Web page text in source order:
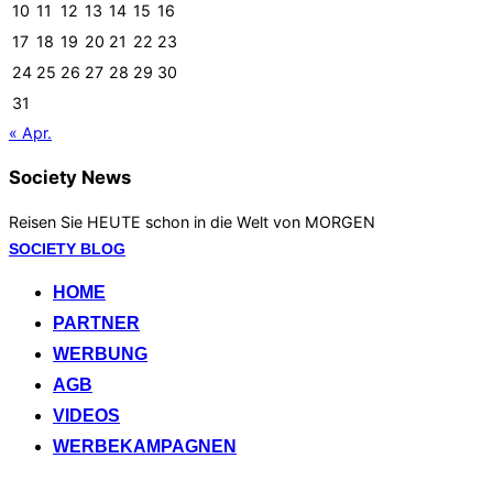
10 11 12 13 14 15 16
17 18 19 20 21 22 23
24 25 26 27 28 29 30
31
« Apr.
Society News
Reisen Sie HEUTE schon in die Welt von MORGEN
Zum
springen
SOCIETY BLOG
HOME
PARTNER
WERBUNG
AGB
VIDEOS
WERBEKAMPAGNEN